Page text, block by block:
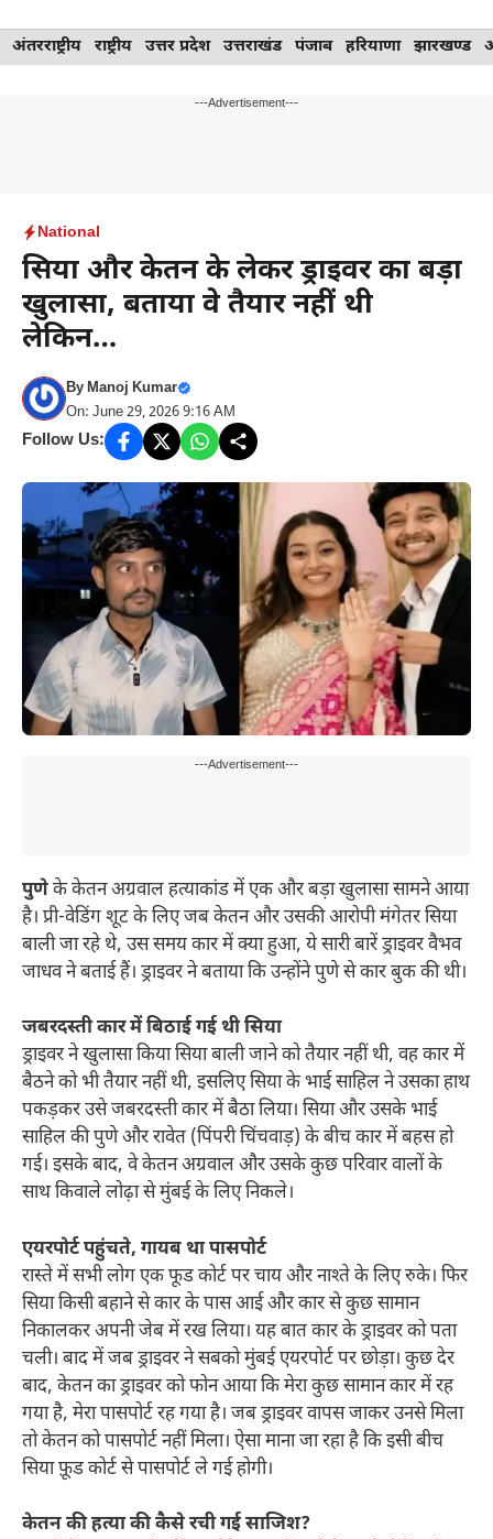
Skip
to
अंतरराष्ट्रीय राष्ट्रीय उत्तर प्रदेश उत्तराखंड पंजाब हरियाणा झारखण्ड
---Advertisement---
National
सिया और केतन के लेकर ड्राइवर का बड़ा
खुलासा, बताया वे तैयार नहीं थी
लेकिन…
ByManoj Kumar
On: June 29, 2026 9:16 AM
Follow Us:
---Advertisement---
पुणेके केतन अग्रवाल हत्याकांड में एक और बड़ा खुलासा सामने आया
है। प्री-वेडिंग शूट के लिए जब केतन और उसकी आरोपी मंगेतर सिया
बाली जा रहे थे, उस समय कार में क्या हुआ, ये सारी बारें ड्राइवर वैभव
जाधव ने बताई हैं। ड्राइवर ने बताया कि उन्होंने पुणे से कार बुक की थी।
जबरदस्ती कार में बिठाई गई थी सिया
ड्राइवर ने खुलासा किया सिया बाली जाने को तैयार नहीं थी, वह कार में
बैठने को भी तैयार नहीं थी, इसलिए सिया के भाई साहिल ने उसका हाथ
पकड़कर उसे जबरदस्ती कार में बैठा लिया। सिया और उसके भाई
साहिल की पुणे और रावेत (पिंपरी चिंचवाड़) के बीच कार में बहस हो
गई। इसके बाद, वे केतन अग्रवाल और उसके कुछ परिवार वालों के
साथ किवाले लोढ़ा से मुंबई के लिए निकले।
एयरपोर्ट पहुंचते, गायब था पासपोर्ट
रास्ते में सभी लोग एक फूड कोर्ट पर चाय और नाश्ते के लिए रुके। फिर
सिया किसी बहाने से कार के पास आई और कार से कुछ सामान
निकालकर अपनी जेब में रख लिया। यह बात कार के ड्राइवर को पता
चली। बाद में जब ड्राइवर ने सबको मुंबई एयरपोर्ट पर छोड़ा। कुछ देर
बाद, केतन का ड्राइवर को फोन आया कि मेरा कुछ सामान कार में रह
गया है, मेरा पासपोर्ट रह गया है। जब ड्राइवर वापस जाकर उनसे मिला
तो केतन को पासपोर्ट नहीं मिला। ऐसा माना जा रहा है कि इसी बीच
सिया फ़ूड कोर्ट से पासपोर्ट ले गई होगी।
केतन की हत्या की कैसे रची गई साजिश?